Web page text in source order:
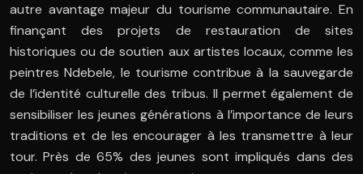
autre avantage majeur du tourisme communautaire. En
finançant des projets de restauration de sites
historiques ou de soutien aux artistes locaux, comme les
peintres Ndebele, le tourisme contribue à la sauvegarde
de l’identité culturelle des tribus. Il permet également de
sensibiliser les jeunes générations à l’importance de leurs
traditions et de les encourager à les transmettre à leur
tour. Près de 65% des jeunes sont impliqués dans des